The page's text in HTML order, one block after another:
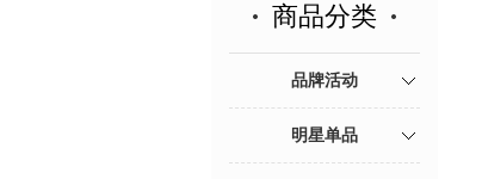
商品分类
品牌活动
明星单品